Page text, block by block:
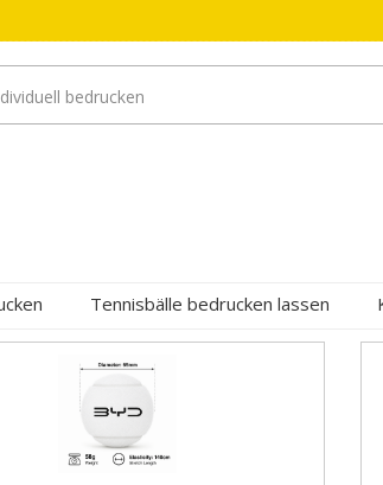
Tennisbälle bedrucken lassen